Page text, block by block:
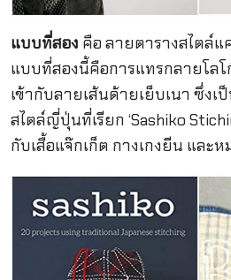
แบบที่สอง คือ ลายตารางสไตล์
แบบที่สองนี้คือการแทรกลายโลโ
เข้ากับลายเส้นด้ายเย็บเนา ซึ่ง
สไตล์ญี่ปุ่นที่เรียก ‘Sashiko
กับเสื้อแจ๊กเก็ต กางเกงยีน และห